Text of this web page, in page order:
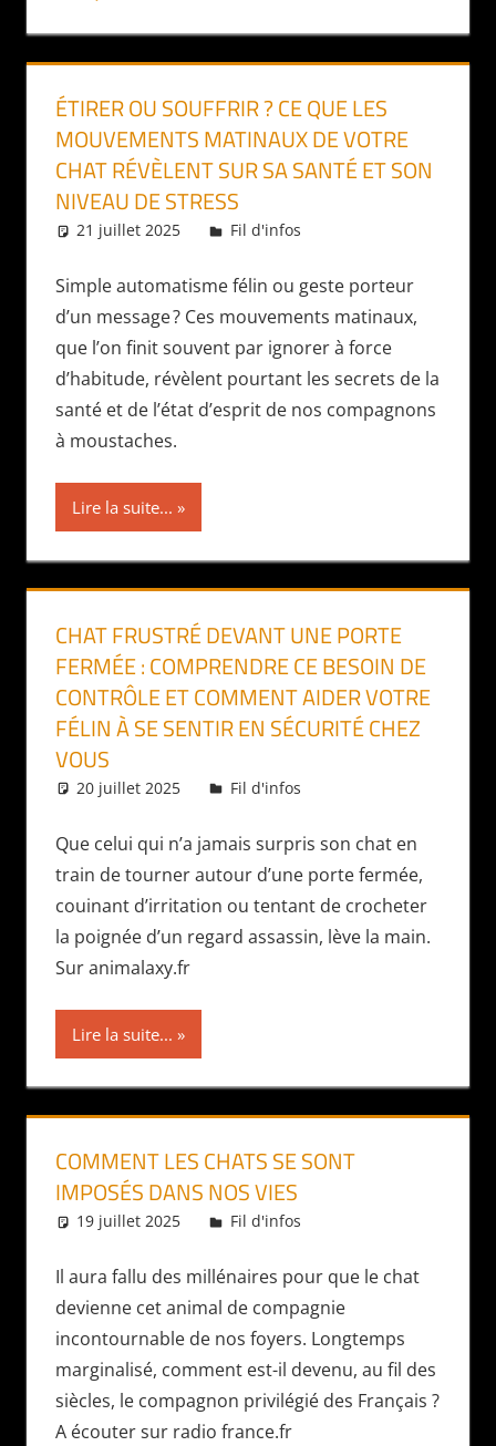
ÉTIRER OU SOUFFRIR ? CE QUE LES
MOUVEMENTS MATINAUX DE VOTRE
CHAT RÉVÈLENT SUR SA SANTÉ ET SON
NIVEAU DE STRESS
21 juillet 2025 Daniel
Fil d'infos
Simple automatisme félin ou geste porteur
d’un message ? Ces mouvements matinaux,
que l’on finit souvent par ignorer à force
d’habitude, révèlent pourtant les secrets de la
santé et de l’état d’esprit de nos compagnons
à moustaches.
Lire la suite...
CHAT FRUSTRÉ DEVANT UNE PORTE
FERMÉE : COMPRENDRE CE BESOIN DE
CONTRÔLE ET COMMENT AIDER VOTRE
FÉLIN À SE SENTIR EN SÉCURITÉ CHEZ
VOUS
20 juillet 2025 Daniel
Fil d'infos
Que celui qui n’a jamais surpris son chat en
train de tourner autour d’une porte fermée,
couinant d’irritation ou tentant de crocheter
la poignée d’un regard assassin, lève la main.
Sur animalaxy.fr
Lire la suite...
COMMENT LES CHATS SE SONT
IMPOSÉS DANS NOS VIES
19 juillet 2025 Daniel
Fil d'infos
Il aura fallu des millénaires pour que le chat
devienne cet animal de compagnie
incontournable de nos foyers. Longtemps
marginalisé, comment est-il devenu, au fil des
siècles, le compagnon privilégié des Français ?
A écouter sur radio france.fr